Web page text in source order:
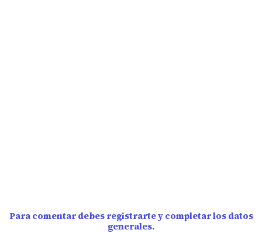
Para comentar debes registrarte y completar los datos
generales.